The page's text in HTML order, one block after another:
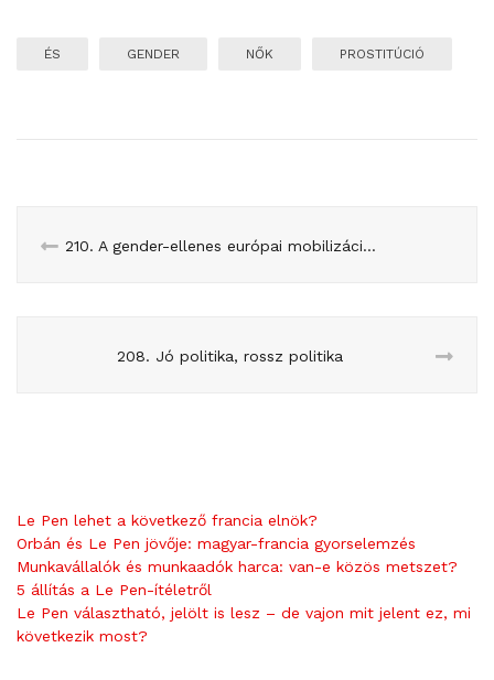
ÉS GENDER NŐK PROSTITÚCIÓ
210. A gender-ellenes európai mobilizáció: francia esettanulmány
208. Jó politika, rossz politika
Le Pen lehet a következő francia elnök?
Orbán és Le Pen jövője: magyar-francia gyorselemzés
Munkavállalók és munkaadók harca: van-e közös metszet?
5 állítás a Le Pen-ítéletről
Le Pen választható, jelölt is lesz – de vajon mit jelent ez, mi
következik most?